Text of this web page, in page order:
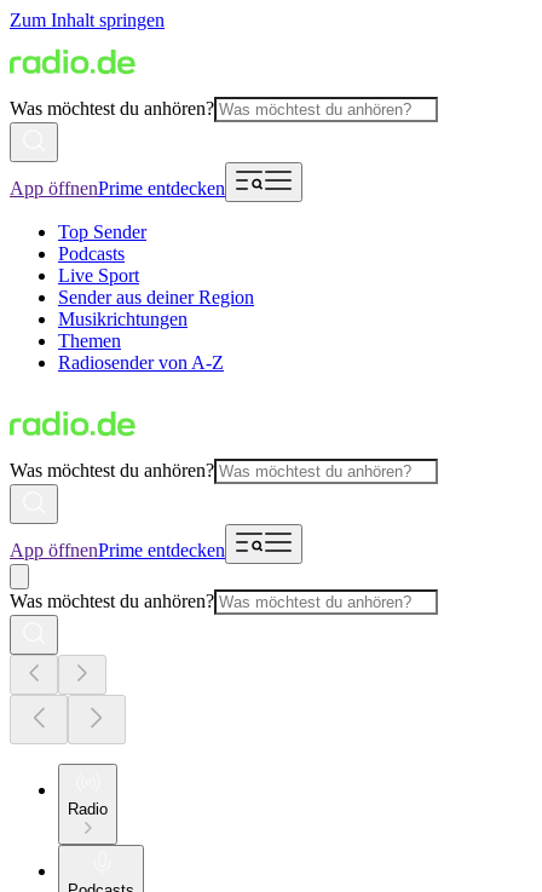
Zum Inhalt springen
Was möchtest du anhören?
App öffnenPrime entdecken
Top Sender
Podcasts
Live Sport
Sender aus deiner Region
Musikrichtungen
Themen
Radiosender von A-Z
Was möchtest du anhören?
App öffnenPrime entdecken
Was möchtest du anhören?
Radio